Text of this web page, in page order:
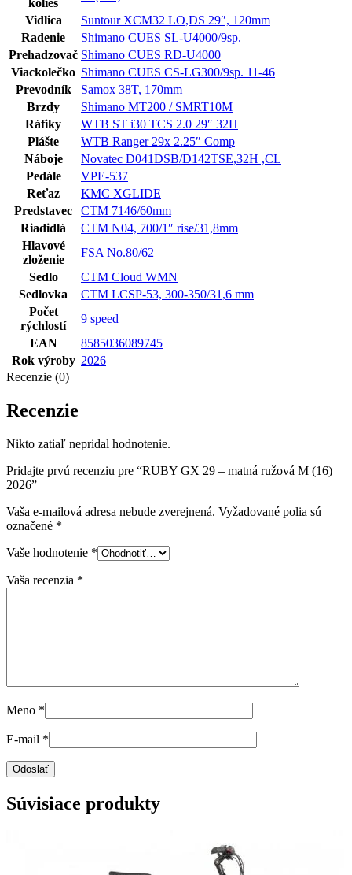
Vidlica
Suntour XCM32 LO,DS 29″, 120mm
Radenie
Shimano CUES SL-U4000/9sp.
Prehadzovač Shimano CUES RD-U4000
Viackolečko Shimano CUES CS-LG300/9sp. 11-46
Prevodník
Samox 38T, 170mm
Brzdy
Shimano MT200 / SMRT10M
Ráfiky
WTB ST i30 TCS 2.0 29″ 32H
Plášte
WTB Ranger 29x 2.25″ Comp
Náboje
Novatec D041DSB/D142TSE,32H ,CL
Pedále
VPE-537
Reťaz
KMC XGLIDE
Predstavec
CTM 7146/60mm
Riadidlá
CTM N04, 700/1″ rise/31,8mm
Hlavové
zloženie
FSA No.80/62
Sedlo
CTM Cloud WMN
Sedlovka
CTM LCSP-53, 300-350/31,6 mm
Počet
rýchlostí
9 speed
EAN
8585036089745
Rok výroby 2026
Recenzie (0)
Recenzie
Nikto zatiaľ nepridal hodnotenie.
Pridajte prvú recenziu pre “RUBY GX 29 – matná ružová M (16)
2026”
Vaša e-mailová adresa nebude zverejnená. Vyžadované polia sú
označené *
Vaše hodnotenie *
Vaša recenzia *
Meno *
E-mail *
Súvisiace produkty